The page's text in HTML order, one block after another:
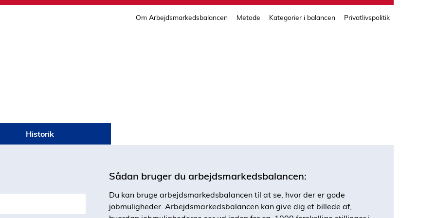
Om Arbejdsmarkedsbalancen Metode Kategorier i balancen Privatlivspolitik
Historik
Sådan bruger du arbejdsmarkedsbalancen:
Du kan bruge arbejdsmarkedsbalancen til at se, hvor der er gode
jobmuligheder. Arbejdsmarkedsbalancen kan give dig et billede af,